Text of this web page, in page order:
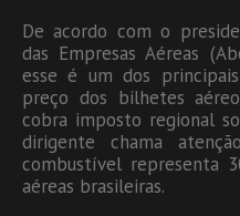
De acordo com o
das Empresas Aéreas
esse é um dos
preço dos bilhetes
cobra imposto regional
dirigente chama
combustível representa
aéreas brasileiras.